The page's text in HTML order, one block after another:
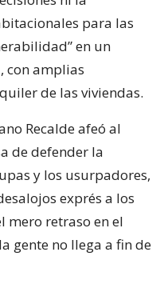
para las
en un
con amplias
de las viviendas.
Recalde afeó al
de defender la
y los usurpadores,
exprés a los
mero retraso en el
gente no llega a fin de